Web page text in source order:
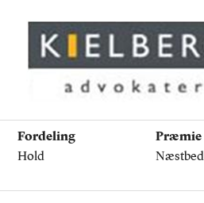
Fordeling
Hold
Præmie